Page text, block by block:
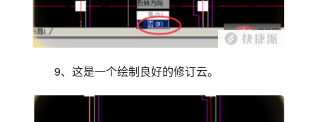
9、这是一个绘制良好的修订云。